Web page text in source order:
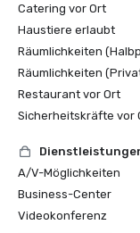
Catering vor Ort
Haustiere erlaubt
Räumlichkeiten
Räumlichkeiten
Restaurant vor Ort
Sicherheitskräfte vor
A/V-Möglichkeiten
Business-Center
Videokonferenz